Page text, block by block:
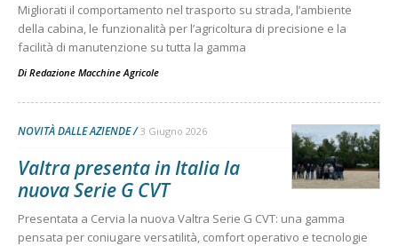
Migliorati il comportamento nel trasporto su strada, l’ambiente
della cabina, le funzionalità per l’agricoltura di precisione e la
facilità di manutenzione su tutta la gamma
Di Redazione Macchine Agricole
NOVITÀ DALLE AZIENDE 3 Giugno 2026
Valtra presenta in Italia la
nuova Serie G CVT
Presentata a Cervia la nuova Valtra Serie G CVT: una gamma
pensata per coniugare versatilità, comfort operativo e tecnologie